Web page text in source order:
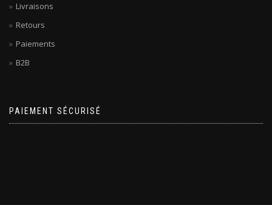
Livraisons
Retours
Paiements
B2B
PAIEMENT SÉCURISÉ